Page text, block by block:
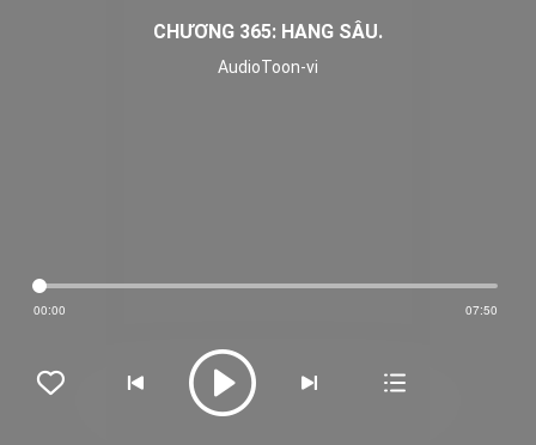
CHƯƠNG 365: HANG SÂU.
AudioToon-vi
00:00 07:50
    